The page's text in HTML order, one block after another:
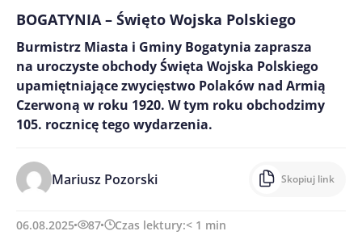
BOGATYNIA – Święto Wojska Polskiego
Burmistrz Miasta i Gminy Bogatynia zaprasza
na uroczyste obchody Święta Wojska Polskiego
upamiętniające zwycięstwo Polaków nad Armią
Czerwoną w roku 1920. W tym roku obchodzimy
105. rocznicę tego wydarzenia.
Mariusz Pozorski Skopiuj link
06.08.2025 87 Czas lektury:< 1 min